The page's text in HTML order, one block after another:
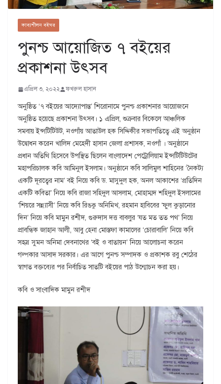
কাব্যশীলন বইঘর
পুনশ্চ আয়োজিত ৭ বইয়ের
প্রকাশনা উৎসব
এপ্রিল ৩, ২০২২ ফখরুল হাসান
অনুষ্ঠিত ‘৭ বইয়ের আদ্যোপান্ত’ শিরোনামে পুনশ্চ প্রকাশনার আয়োজনে
অনুষ্ঠিত হয়েছে প্রকাশনা উৎসব। ১ এপ্রিল, শুক্রবার বিকেলে আঞ্চলিক
সমবায় ইন্সটিটিউট, নওগাঁয় আতাউল হক সিদ্দিকীর সভাপতিত্বে এই অনুষ্ঠান
উদ্বোধন করেন খালিদ মেহেদী হাসান জেলা প্রশাসক, নওগাঁ । অনুষ্ঠানে
প্রধান অতিথি হিসেবে উপস্থিত ছিলেন বাংলাদেশ পেট্রোলিয়াম ইন্সটিটিউটের
মহাপরিচালক কবি আমিনুল ইসলাম। অনুষ্ঠানে কবি সালিমুল শাহিনের ‘নৈকট্য
একটি দূরত্বের নাম’ বই নিয়ে কবি ড. মাসুদুল হক, অনল আকাশের ‘প্রতিদিন
একটি কবিতা’ নিয়ে কবি রাজা সহিদুল আসলাম, মোহাম্মদ শহিদুল ইসলামের
‘শিয়রে সন্ন্যাসী’ নিয়ে কবি রিঙকু অনিমিখ, রহমান হাবিবের ‘ফুল কুড়ানোর
দিন’ নিয়ে কবি মামুন রশীদ, গুরুদাস দত্ত বাবলুর ‘যত মত তত পথ’ নিয়ে
প্রাবন্ধিক জাহান আলী, আবু হেনা মোস্তফা কামালের ‘চোরাবালি’ নিয়ে কবি
সহস্র সুমন অনিমা দেবনাথের ‘বই ও বাতায়ন’ নিয়ে আলোচনা করেন
গল্পকার আসাদ সরকার। এর আগে পুনশ্চ সম্পাদক ও প্রকাশক রবু শেঠের
স্বাগত বক্তব্যের পর নির্বাচিত সাতটি বইয়ের পাঠ উন্মোচন করা হয়।
কবি ও সাংবাদিক মামুন রশীদ